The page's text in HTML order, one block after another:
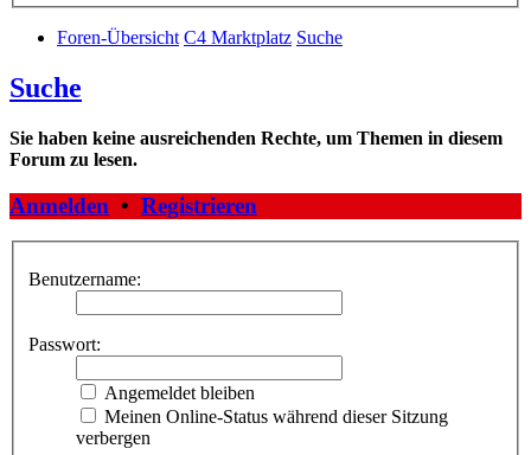
Foren-Übersicht C4 Marktplatz Suche
Suche
Sie haben keine ausreichenden Rechte, um Themen in diesem
Forum zu lesen.
Anmelden • Registrieren
Benutzername:
Passwort:
Angemeldet bleiben
Meinen Online-Status während dieser Sitzung
verbergen